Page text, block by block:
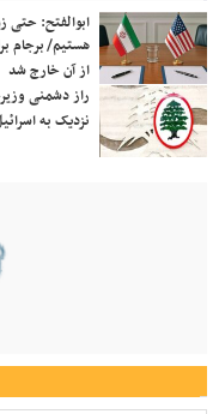
ابوالفتح: حتی
هستیم/ برجام
از آن خارج شد
راز دشمنی
نزدیک به